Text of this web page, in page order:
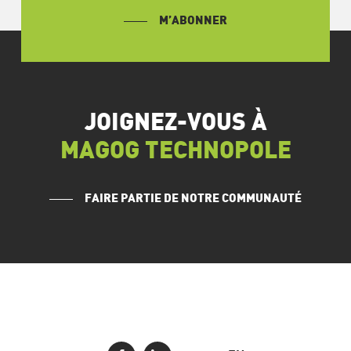
M’ABONNER
JOIGNEZ-VOUS À
MAGOG TECHNOPOLE
FAIRE PARTIE DE NOTRE COMMUNAUTÉ